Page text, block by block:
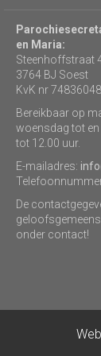
en Maria:
Steenhoffstraat
3764 BJ Soest
KvK nr 74836048
Bereikbaar op
woensdag tot
tot 12.00 uur.
E-mailadres:
De
onder contact!